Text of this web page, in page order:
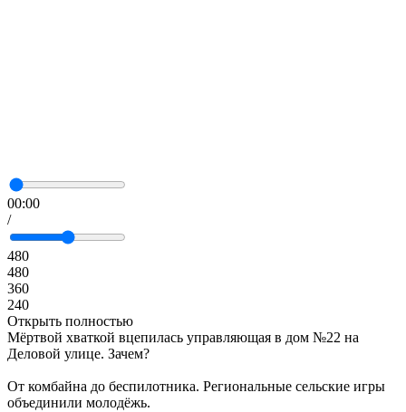
00:00
/
480
480
360
240
Открыть полностью
Мёртвой хваткой вцепилась управляющая в дом №22 на
Деловой улице. Зачем?
От комбайна до беспилотника. Региональные сельские игры
объединили молодёжь.